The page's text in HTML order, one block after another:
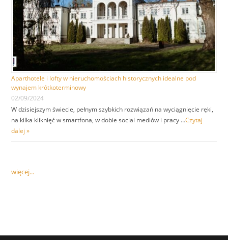
Aparthotele i lofty w nieruchomościach historycznych idealne pod
wynajem krótkoterminowy
02/09/2024
W dzisiejszym świecie, pełnym szybkich rozwiązań na wyciągnięcie ręki,
na kilka kliknięć w smartfona, w dobie social mediów i pracy …Czytaj
dalej »
więcej...